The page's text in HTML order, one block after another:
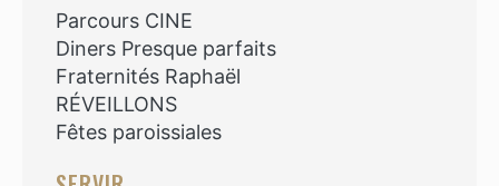
Parcours CINE
Diners Presque parfaits
Fraternités Raphaël
RÉVEILLONS
Fêtes paroissiales